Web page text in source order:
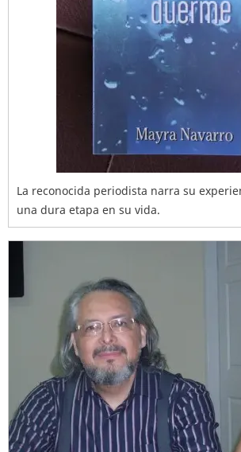
La reconocida periodista narra su
una dura etapa en su vida.